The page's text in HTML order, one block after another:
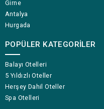
Girne
Antalya
Hurgada
POPÜLER KATEGORILER
Balayı Otelleri
5 Yıldızlı Oteller
Herşey Dahil Oteller
Spa Otelleri